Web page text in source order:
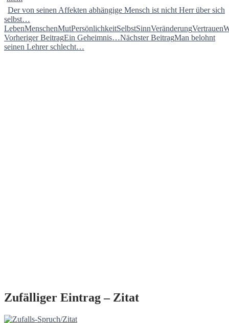
Der von seinen Affekten abhängige Mensch ist nicht Herr über sich
selbst…
LebenMenschenMutPersönlichkeitSelbstSinnVeränderungVertrauen
Beitragsnavigation
Vorheriger BeitragEin Geheimnis…Nächster BeitragMan belohnt
seinen Lehrer schlecht…
Zufälliger Eintrag – Zitat